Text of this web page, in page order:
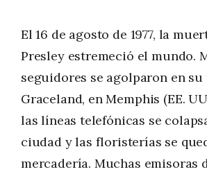
El 16 de agosto de 1977, la
Presley estremeció el mundo.
seguidores se agolparon en su
Graceland, en Memphis (EE.
las líneas telefónicas se
ciudad y las floristerías se
mercadería. Muchas emisoras